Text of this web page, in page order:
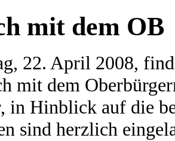
mit dem OB
22. April 2008,
mit dem
in Hinblick auf die
sind herzlich